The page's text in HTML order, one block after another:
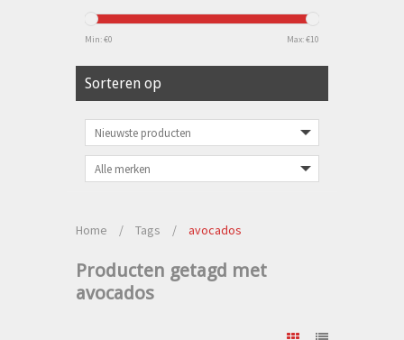
Min: €0 Max: €10
Sorteren op
Home / Tags / avocados
Producten getagd met
avocados